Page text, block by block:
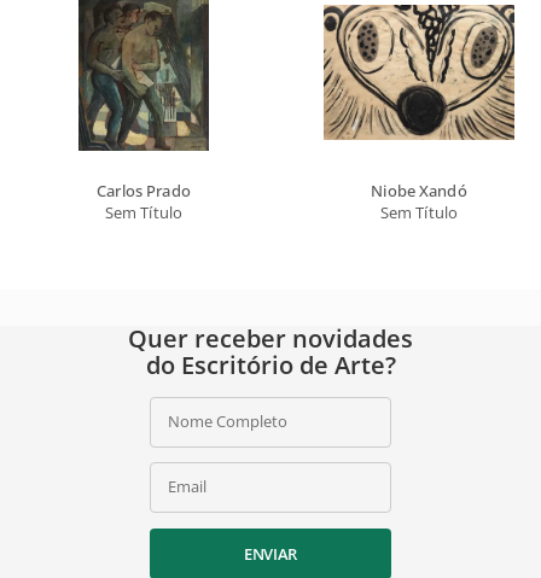
Carlos Prado
Sem Título
Niobe Xandó
Sem Título
Quer receber novidades
do Escritório de Arte?
Nome Completo
Email
ENVIAR